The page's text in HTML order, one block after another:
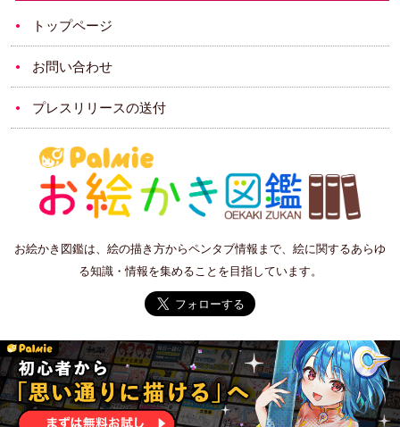
トップページ
お問い合わせ
プレスリリースの送付
お絵かき図鑑は、絵の描き方からペンタブ情報まで、絵に関するあらゆ
る知識・情報を集めることを目指しています。